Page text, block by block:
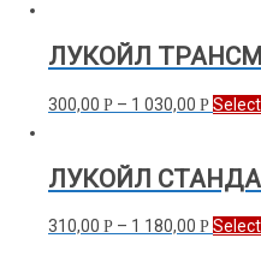
ЛУКОЙЛ
300,00 Р – 1 030,00 Р
ЛУКОЙЛ
310,00 Р – 1 180,00 Р